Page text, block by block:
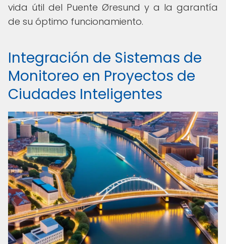
vida útil del Puente Øresund y a la garantía
de su óptimo funcionamiento.
Integración de Sistemas de
Monitoreo en Proyectos de
Ciudades Inteligentes